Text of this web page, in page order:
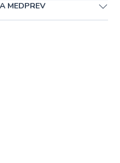
MEDPREV